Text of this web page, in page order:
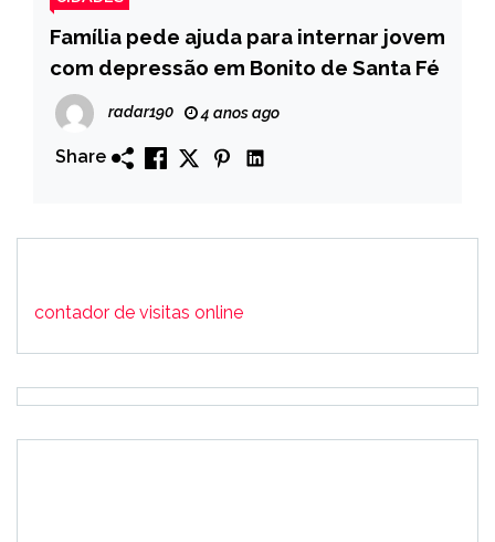
Família pede ajuda para internar jovem
com depressão em Bonito de Santa Fé
radar190 4 anos ago
Share
contador de visitas online